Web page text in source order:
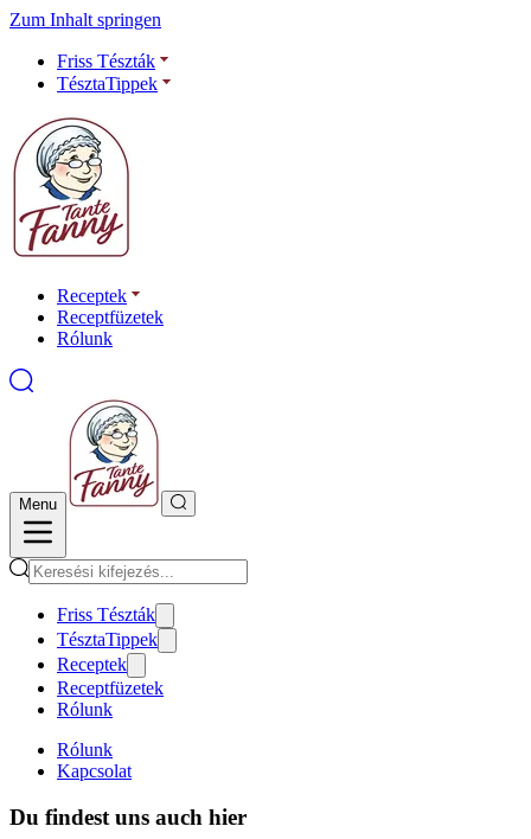
Zum Inhalt springen
Friss Tészták
TésztaTippek
Receptek
Receptfüzetek
Rólunk
Menu
Friss Tészták
TésztaTippek
Receptek
Receptfüzetek
Rólunk
Rólunk
Kapcsolat
Du findest uns auch hier